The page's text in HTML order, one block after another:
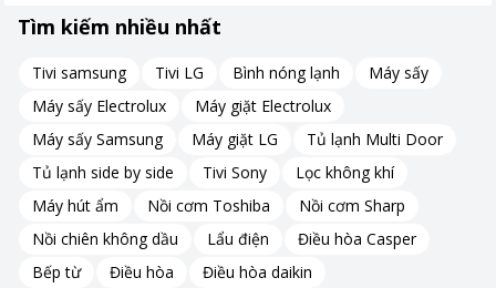
Tìm kiếm nhiều nhất
Tivi samsung Tivi LG Bình nóng lạnh
Máy sấy
Máy sấy Electrolux
Máy giặt Electrolux
Máy sấy Samsung
Máy giặt LG
Tủ lạnh Multi Door
Tủ lạnh side by side
Tivi Sony
Lọc không khí
Máy hút ẩm
Nồi cơm Toshiba
Nồi cơm Sharp
Nồi chiên không dầu
Lẩu điện
Điều hòa Casper
Bếp từ
Điều hòa Điều hòa daikin